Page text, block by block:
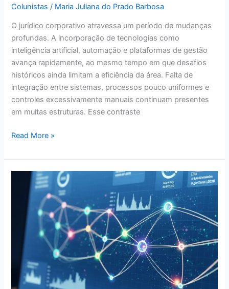
Colunistas / Maria Juliana do Prado Barbosa
O jurídico corporativo atravessa um período de mudanças
profundas. A incorporação de tecnologias como
inteligência artificial, automação e plataformas de gestão
avança rapidamente, ao mesmo tempo em que desafios
históricos ainda limitam a eficiência da área. Falta de
integração entre sistemas, processos pouco uniformes e
controles excessivamente manuais continuam presentes
em muitas estruturas. Esse contraste
Read More »
Inteligência
escala
advocacia